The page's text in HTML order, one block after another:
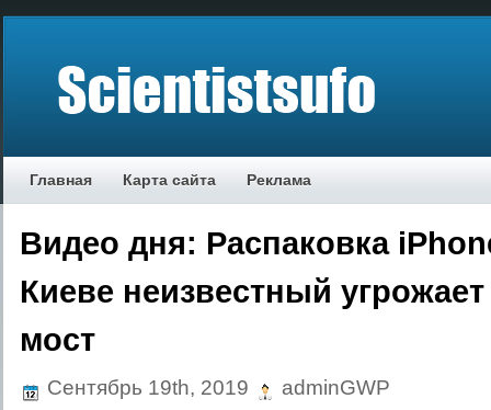
Главная Карта сайта Реклама
Видео дня: Распаковка
Киеве неизвестный
мост
Сентябрь 19th, 2019 adminGWP